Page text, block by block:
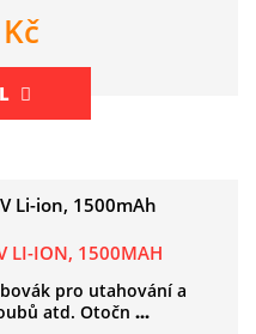
Kč
LI-ION, 1500MAH
pro utahování a
atd. Otočn ...